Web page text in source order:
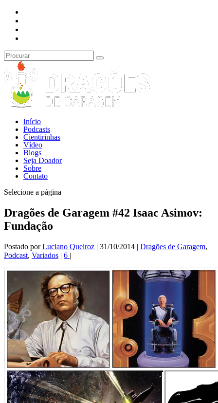
Início
Podcasts
Cientirinhas
Vídeo
Blogs
Seja Doador
Sobre
Contato
Selecione a página
Dragões de Garagem #42 Isaac Asimov:
Fundação
Postado porLuciano Queiroz | 31/10/2014 | Dragões de Garagem,
Podcast, Variados | 6 |